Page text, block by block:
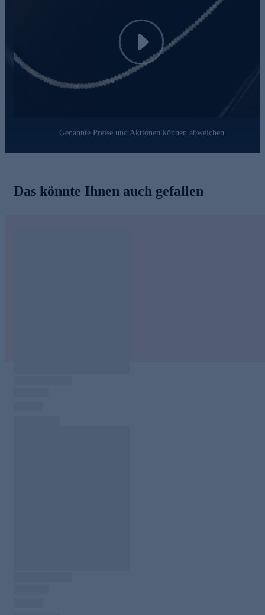
und Sie mit seinem dezenten Luxus jeden Tag aufs Neue
Play
Genannte Preise und Aktionen können abweichen
Das könnte Ihnen auch gefallen